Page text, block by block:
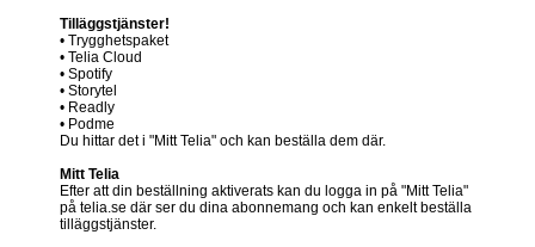
Tilläggstjänster!
• Trygghetspaket
• Telia Cloud
• Spotify
• Storytel
• Readly
• Podme
Du hittar det i "Mitt Telia" och kan beställa dem där.
Mitt Telia
Efter att din beställning aktiverats kan du logga in på "Mitt Telia"
på telia.se där ser du dina abonnemang och kan enkelt beställa
tilläggstjänster.